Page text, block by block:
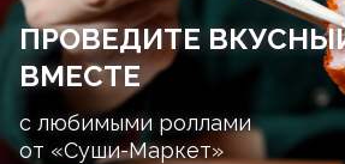
ПРОВЕДИТЕ
ВМЕСТЕ
с любимыми роллами
от «Суши-Маркет»